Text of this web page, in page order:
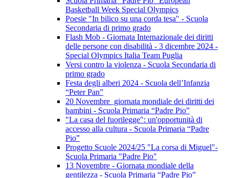
Basketball Week Special Olympics
Poesie "In bilico su una corda tesa" - Scuola
Secondaria di primo grado
Flash Mob - Giornata Internazionale dei diritti
delle persone con disabilità - 3 dicembre 2024 -
Special Olympics Italia Team Puglia
Versi contro la violenza - Scuola Secondaria di
primo grado
Festa degli alberi 2024 - Scuola dell’Infanzia
“Peter Pan”
20 Novembre giornata mondiale dei diritti dei
bambini - Scuola Primaria “Padre Pio”
"La casa del fuorilegge": un'opportunità di
accesso alla cultura - Scuola Primaria “Padre
Pio”
Progetto Scuole 2024/25 "La corsa di Miguel"-
Scuola Primaria "Padre Pio"
13 Novembre - Giornata mondiale della
gentilezza - Scuola Primaria “Padre Pio”